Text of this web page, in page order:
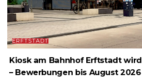
ERFTSTADT
Kiosk am Bahnhof Erftstadt
– Bewerbungen bis August